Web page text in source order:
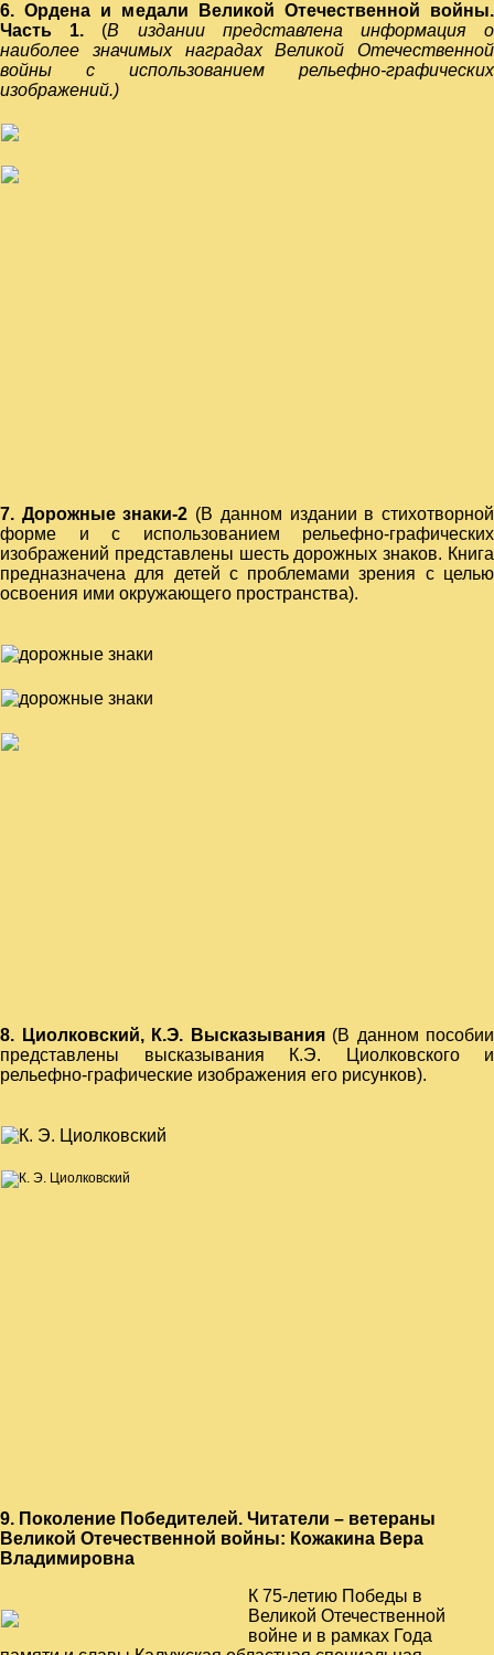
6. Ордена и медали Великой Отечественной войны.
Часть 1. (В издании представлена информация о
наиболее значимых наградах Великой Отечественной
войны с использованием рельефно-графических
изображений.)
7. Дорожные знаки-2 (В данном издании в стихотворной
форме и с использованием рельефно-графических
изображений представлены шесть дорожных знаков. Книга
предназначена для детей с проблемами зрения с целью
освоения ими окружающего пространства).
8. Циолковский, К.Э. Высказывания(В данном пособии
представлены высказывания К.Э. Циолковского и
рельефно-графические изображения его рисунков).
9. Поколение Победителей. Читатели – ветераны
Великой Отечественной войны: Кожакина Вера
Владимировна
К 75-летию Победы в
Великой Отечественной
войне и в рамках Года